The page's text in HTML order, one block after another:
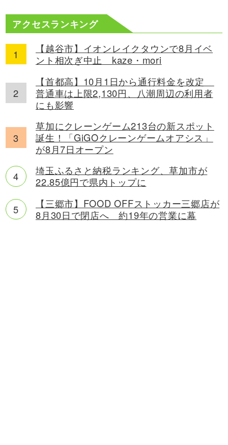
アクセスランキング
【越谷市】イオンレイクタウンで8月イベ
ント相次ぎ中止 kaze・mori
【首都高】10月1日から通行料金を改定
普通車は上限2,130円、八潮周辺の利用者
にも影響
草加にクレーンゲーム213台の新スポット
誕生！「GiGOクレーンゲームオアシス」
が8月7日オープン
埼玉ふるさと納税ランキング、草加市が
22.85億円で県内トップに
【三郷市】FOOD OFFストッカー三郷店が
8月30日で閉店へ 約19年の営業に幕